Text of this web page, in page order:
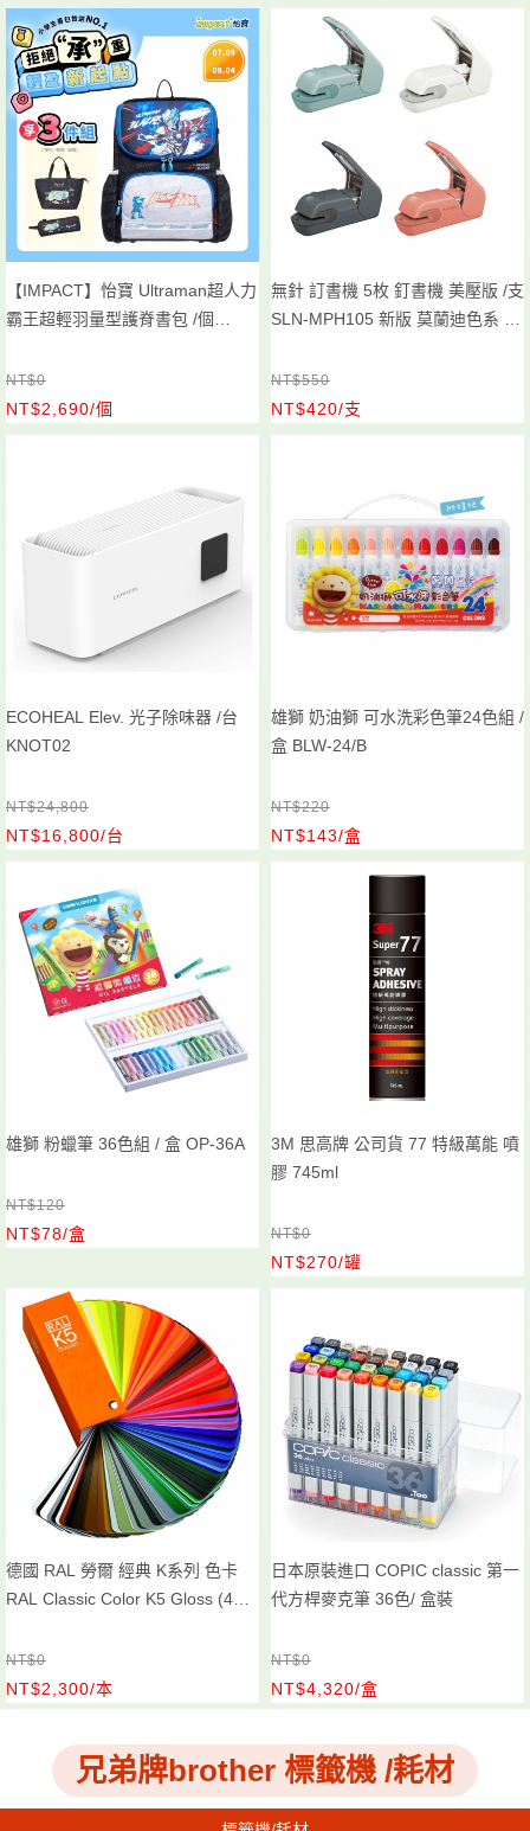
【IMPACT】怡寶 Ultraman超人力
霸王超輕羽量型護脊書包 /個
NT$0
NT$2,690/個
無針 訂書機 5枚 釘書機 美壓版 /支
SLN-MPH105 新版 莫蘭迪色系 顏
NT$550
NT$420/支
ECOHEAL Elev. 光子除味器 /台
KNOT02
NT$24,800
NT$16,800/台
雄獅 奶油獅 可水洗彩色筆24色組 /
盒 BLW-24/B
NT$220
NT$143/盒
雄獅 粉蠟筆 36色組 / 盒 OP-36A
NT$120
NT$78/盒
3M 思高牌 公司貨 77 特級萬能 噴
膠 745ml
NT$0
NT$270/罐
德國 RAL 勞爾 經典 K系列 色卡
RAL Classic Color K5 Gloss (4碼
NT$0
NT$2,300/本
日本原裝進口 COPIC classic 第一
代方桿麥克筆 36色/ 盒裝
NT$0
NT$4,320/盒
兄弟牌brother 標籤機 /耗材